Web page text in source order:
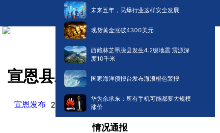
未来五年，民爆行业这样安全发展
现货黄金涨破4300美元
西藏林芝墨脱县发生4.2级地震 震源深
度10千米
国家海洋预报台发布海浪橙色警报
华为余承东：所有手机可能都要大规模
涨价
宣恩县发布情况通报
宣恩发布 2026-05-19 07:25 阅读:0
情况通报